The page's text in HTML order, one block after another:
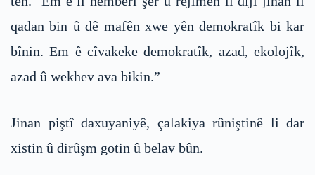
qadan bin û dê mafên xwe yên demokratîk bi kar
bînin. Em ê cîvakeke demokratîk, azad, ekolojîk,
azad û wekhev ava bikin.”
Jinan piştî daxuyaniyê, çalakiya rûniştinê li dar
xistin û dirûşm gotin û belav bûn.